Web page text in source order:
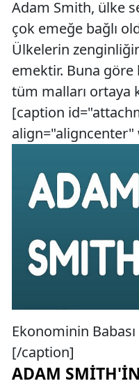
Adam Smith, ülke
çok emeğe bağlı
Ülkelerin
emektir. Buna göre
tüm malları ortaya
[caption
align="aligncenter"
Ekonominin
[/caption]
ADAM